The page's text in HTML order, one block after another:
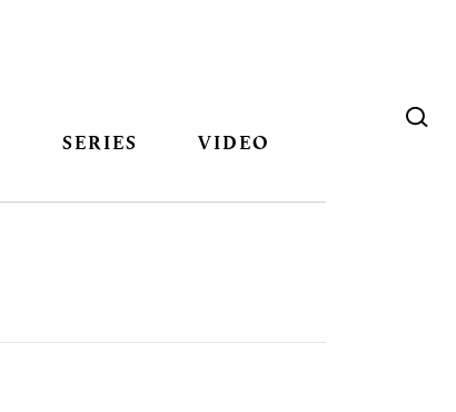
SERIES VIDEO